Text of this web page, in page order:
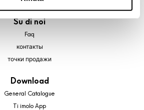
permanere dei soli cookie tecnici ed
non occorre il tuo consenso. Potrai
le tue scelte in qualsiasi momento,
nel footer.
Su di noi
Faq
контакты
точки продажи
Download
General Catalogue
Ti imolo App